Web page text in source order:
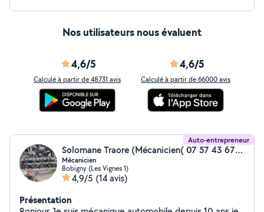
Nos utilisateurs nous évaluent
4,6/5
Calculé à partir de 48731 avis
4,6/5
Calculé à partir de 66000 avis
Auto-entrepreneur
Solomane Traore (Mécanicien( 07 57 43 67 08))
Mécanicien
Bobigny (Les Vignes 1)
4,9/5 (14 avis)
Présentation